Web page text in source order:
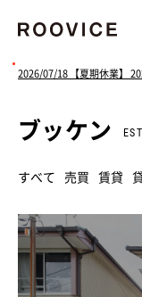
ルーヴィス
会社情報
ニュース
2026/07/18 【夏期休業】
ブッケン
すべて 売買 賃貸